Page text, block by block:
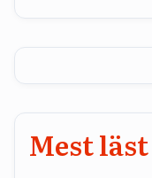
Mest läst